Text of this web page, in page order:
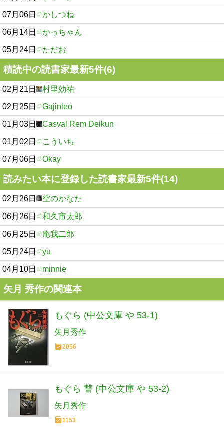
07月06日 かしつね
06月14日 かっちゃん
05月24日 ただお
積読中の読書家最新5件(6)
02月21日 村里効祐
02月25日 Gajinleo
01月03日 Casval Rem Deikun
01月02日 こういち
07月06日 Okay
読みたい本に登録した読書家最新5件(14)
02月26日 空のかなた
06月26日 和久市太郎
06月25日 庵我二郎
05月24日 yu
04月10日 minnie
矢月 秀作の関連本
もぐら (中公文庫 や 53-1)
矢月秀作
2056
もぐら 讐 (中公文庫 や 53-2)
矢月秀作
1153